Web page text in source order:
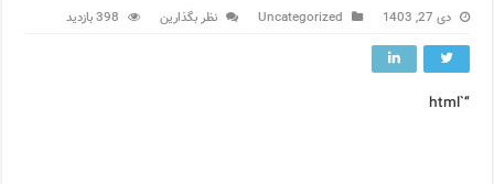
دی 27, 1403 Uncategorized نظر بگذارین 398 بازدید
“`html